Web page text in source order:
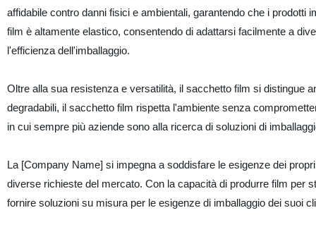
affidabile contro danni fisici e ambientali, garantendo che i
film è altamente elastico, consentendo di adattarsi facilmente a
l'efficienza dell'imballaggio.
Oltre alla sua resistenza e versatilità, il sacchetto film si distingue
degradabili, il sacchetto film rispetta l'ambiente senza
in cui sempre più aziende sono alla ricerca di soluzioni di
La [Company Name] si impegna a soddisfare le esigenze dei
diverse richieste del mercato. Con la capacità di produrre film per
fornire soluzioni su misura per le esigenze di imballaggio dei suoi